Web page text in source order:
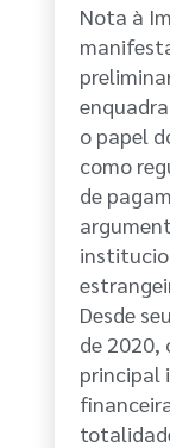
Nota à
o papel
como
de
Desde
de 2020,
principal